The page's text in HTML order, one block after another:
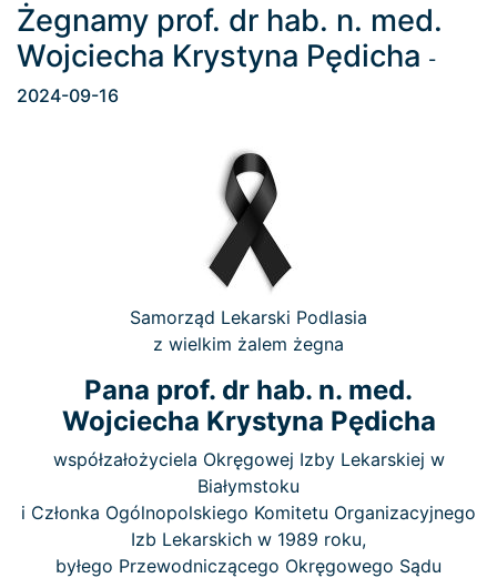
Loading...
Żegnamy prof. dr hab. n. med.
Wojciecha Krystyna Pędicha -
2024-09-16
Samorząd Lekarski Podlasia
z wielkim żalem żegna
Pana prof. dr hab. n. med.
Wojciecha Krystyna Pędicha
współzałożyciela Okręgowej Izby Lekarskiej w
Białymstoku
i Członka Ogólnopolskiego Komitetu Organizacyjnego
Izb Lekarskich w 1989 roku,
byłego Przewodniczącego Okręgowego Sądu